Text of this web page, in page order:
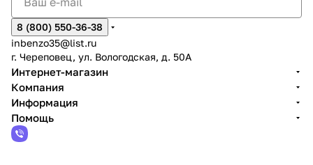
8 (800) 550-36-38
inbenzo35@list.ru
г. Череповец, ул. Вологодская, д. 50А
Интернет-магазин
Компания
Информация
Помощь